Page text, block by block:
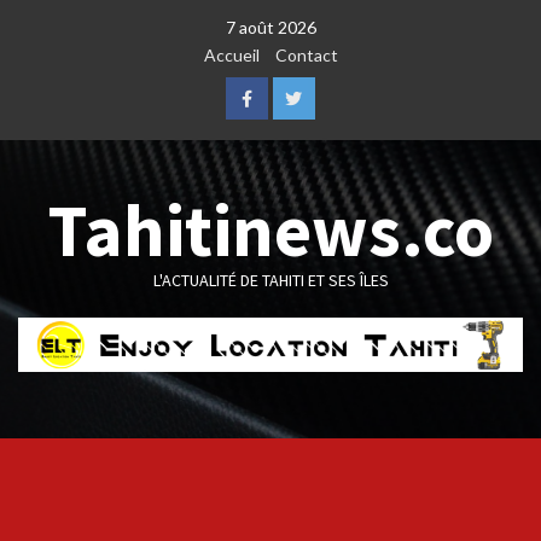
7 août 2026
Accueil
Contact
FacebookTwitter
Tahitinews.co
L'ACTUALITÉ DE TAHITI ET SES ÎLES